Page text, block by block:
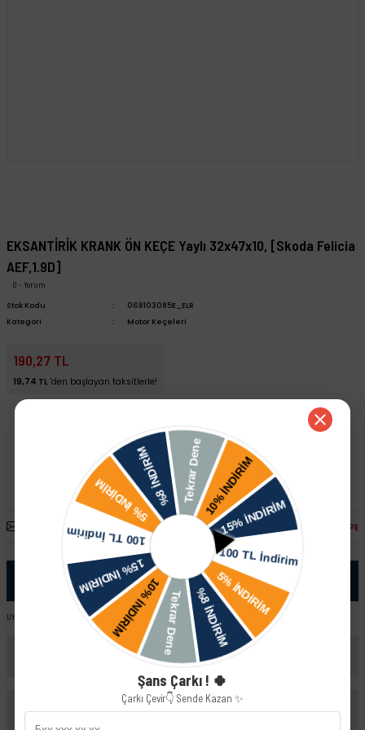
EKSANTİRİK KRANK ÖN KEÇE Yaylı 32x47x10, [Skoda Felicia
AEF,1.9D]
0 - Yorum
Stok Kodu
068103085E_ELR
Kategori
Motor Keçeleri
190,27 TL
19,74 TL 'den başlayan taksitlerle!
Arkadaşına Öner Fiyatı Düşünce Haber Ver Paylaş
Ürün Bilgisi
UYUMLU ARAÇ VE MOTOR TIPLERI: Vw Karma Skoda Felicia 1.9 Dizel ( AEF )
Taksit Seçenekleri
Şans Çarkı ! 🍀
Çarkı Çevir👇 Sende Kazan ✨